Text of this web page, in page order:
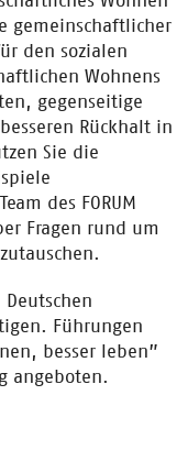
gemeinschaftlicher
den sozialen
Wohnens
gegenseitige
Rückhalt in
Sie die
des FORUM
Fragen rund um
Führungen
besser leben”
angeboten.